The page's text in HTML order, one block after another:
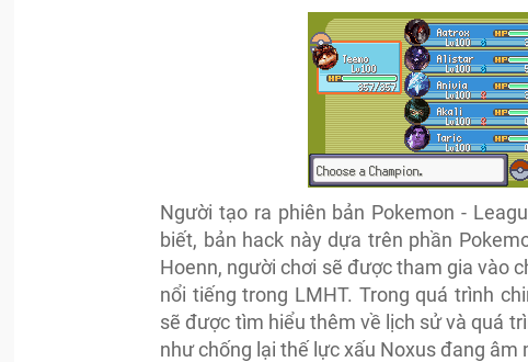
Người tạo ra phiên bản Pokemon -
biết, bản hack này dựa trên phần
Hoenn, người chơi sẽ được tham gia vào
nổi tiếng trong LMHT. Trong quá trình
sẽ được tìm hiểu thêm về lịch sử và quá
như chống lại thế lực xấu Noxus đang âm